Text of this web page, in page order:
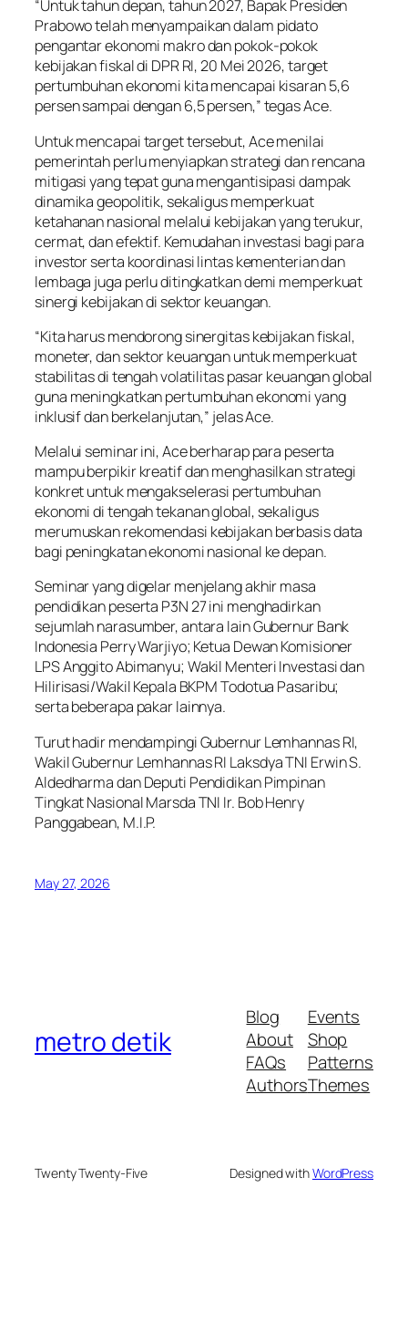
“Untuk tahun depan, tahun 2027, Bapak Presiden
Prabowo telah menyampaikan dalam pidato
pengantar ekonomi makro dan pokok-pokok
kebijakan fiskal di DPR RI, 20 Mei 2026, target
pertumbuhan ekonomi kita mencapai kisaran 5,6
persen sampai dengan 6,5 persen,” tegas Ace.
Untuk mencapai target tersebut, Ace menilai
pemerintah perlu menyiapkan strategi dan rencana
mitigasi yang tepat guna mengantisipasi dampak
dinamika geopolitik, sekaligus memperkuat
ketahanan nasional melalui kebijakan yang terukur,
cermat, dan efektif. Kemudahan investasi bagi para
investor serta koordinasi lintas kementerian dan
lembaga juga perlu ditingkatkan demi memperkuat
sinergi kebijakan di sektor keuangan.
“Kita harus mendorong sinergitas kebijakan fiskal,
moneter, dan sektor keuangan untuk memperkuat
stabilitas di tengah volatilitas pasar keuangan global
guna meningkatkan pertumbuhan ekonomi yang
inklusif dan berkelanjutan,” jelas Ace.
Melalui seminar ini, Ace berharap para peserta
mampu berpikir kreatif dan menghasilkan strategi
konkret untuk mengakselerasi pertumbuhan
ekonomi di tengah tekanan global, sekaligus
merumuskan rekomendasi kebijakan berbasis data
bagi peningkatan ekonomi nasional ke depan.
Seminar yang digelar menjelang akhir masa
pendidikan peserta P3N 27 ini menghadirkan
sejumlah narasumber, antara lain Gubernur Bank
Indonesia Perry Warjiyo; Ketua Dewan Komisioner
LPS Anggito Abimanyu; Wakil Menteri Investasi dan
Hilirisasi/Wakil Kepala BKPM Todotua Pasaribu;
serta beberapa pakar lainnya.
Turut hadir mendampingi Gubernur Lemhannas RI,
Wakil Gubernur Lemhannas RI Laksdya TNI Erwin S.
Aldedharma dan Deputi Pendidikan Pimpinan
Tingkat Nasional Marsda TNI Ir. Bob Henry
Panggabean, M.I.P.
May 27, 2026
metro detik
Blog
About
FAQs
Authors
Events
Shop
Patterns
Themes
Twenty Twenty-Five Designed withWordPress